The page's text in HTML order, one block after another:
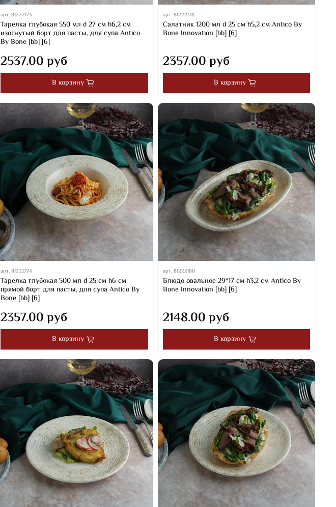
арт.81222173
Тарелка глубокая 550 мл d 27 см h6,2 см
изогнутый борт для пасты, для супа Antico
By Bone [bb] [6]
2537.00 руб
В корзину
арт.81222178
Салатник 1200 мл d 25 см h5,2 см Antico By
Bone Innovation [bb] [6]
2357.00 руб
В корзину
арт.81222174
Тарелка глубокая 500 мл d 25 см h6 см
прямой борт для пасты, для супа Antico By
Bone [bb] [6]
2357.00 руб
В корзину
арт.81222180
Блюдо овальное 29*17 см h3,2 см Antico By
Bone Innovation [bb] [6]
2148.00 руб
В корзину